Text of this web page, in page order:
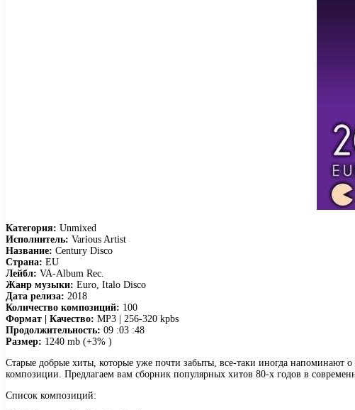
Категория: Unmixed
Исполнитель: Various Artist
Название: Century Disco
Страна: EU
Лейбл: VA-Album Rec.
Жанр музыки: Euro, Italo Disco
Дата релиза: 2018
Количество композиций: 100
Формат | Качество: MP3 | 256-320 kpbs
Продолжительность: 09 :03 :48
Размер: 1240 mb (+3% )
Старые добрые хиты, которые уже почти забыты, все-таки иногда напоминают
композиции. Предлагаем вам сборник популярных хитов 80-х годов в
Список композиций: